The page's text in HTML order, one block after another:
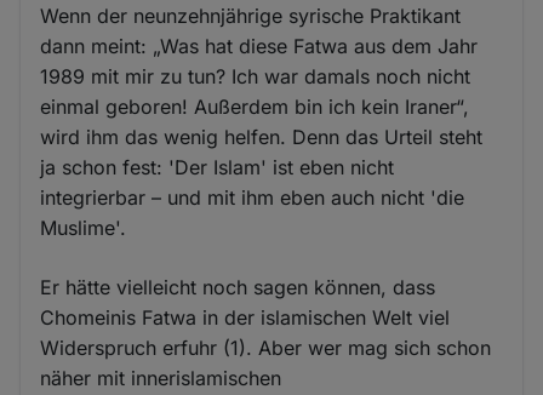
Wenn der neunzehnjährige syrische Praktikant
dann meint: „Was hat diese Fatwa aus dem Jahr
1989 mit mir zu tun? Ich war damals noch nicht
einmal geboren! Außerdem bin ich kein Iraner“,
wird ihm das wenig helfen. Denn das Urteil steht
ja schon fest: 'Der Islam' ist eben nicht
integrierbar – und mit ihm eben auch nicht 'die
Muslime'.
Er hätte vielleicht noch sagen können, dass
Chomeinis Fatwa in der islamischen Welt viel
Widerspruch erfuhr (1). Aber wer mag sich schon
näher mit innerislamischen